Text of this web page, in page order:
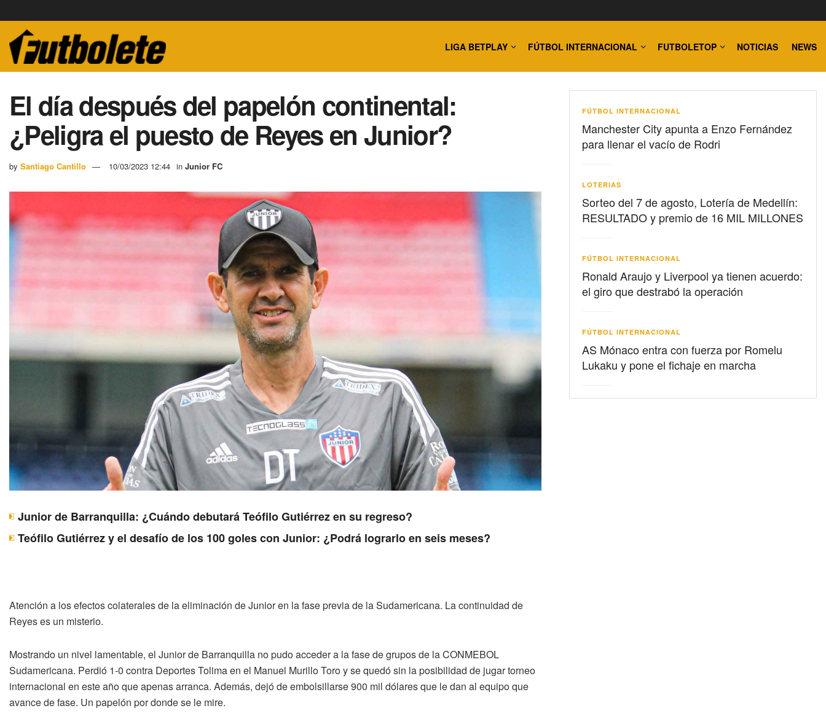
LIGA BETPLAY FÚTBOL INTERNACIONAL FUTBOLETOP NOTICIAS NEWS
El día después del papelón continental:
¿Peligra el puesto de Reyes en Junior?
by Santiago Cantillo 10/03/2023 12:44 in Junior FC
Junior de Barranquilla: ¿Cuándo debutará Teófilo Gutiérrez en su regreso?
Teófilo Gutiérrez y el desafío de los 100 goles con Junior: ¿Podrá lograrlo en seis meses?
Atención a los efectos colaterales de la eliminación de Junior en la fase previa de la Sudamericana. La continuidad de
Reyes es un misterio.
Mostrando un nivel lamentable, el Junior de Barranquilla no pudo acceder a la fase de grupos de la CONMEBOL
Sudamericana. Perdió 1-0 contra Deportes Tolima en el Manuel Murillo Toro y se quedó sin la posibilidad de jugar torneo
internacional en este año que apenas arranca. Además, dejó de embolsillarse 900 mil dólares que le dan al equipo que
avance de fase. Un papelón por donde se le mire.
FÚTBOL INTERNACIONAL
Manchester City apunta a Enzo Fernández
para llenar el vacío de Rodri
LOTERIAS
Sorteo del 7 de agosto, Lotería de Medellín:
RESULTADO y premio de 16 MIL MILLONES
FÚTBOL INTERNACIONAL
Ronald Araujo y Liverpool ya tienen acuerdo:
el giro que destrabó la operación
FÚTBOL INTERNACIONAL
AS Mónaco entra con fuerza por Romelu
Lukaku y pone el fichaje en marcha